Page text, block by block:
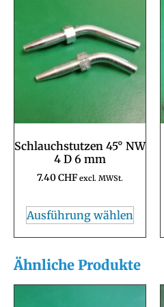
Schlauchstutzen 45° NW
4 D 6 mm
7.40CHF excl. MWSt.
Ausführung wählen
Ähnliche Produkte